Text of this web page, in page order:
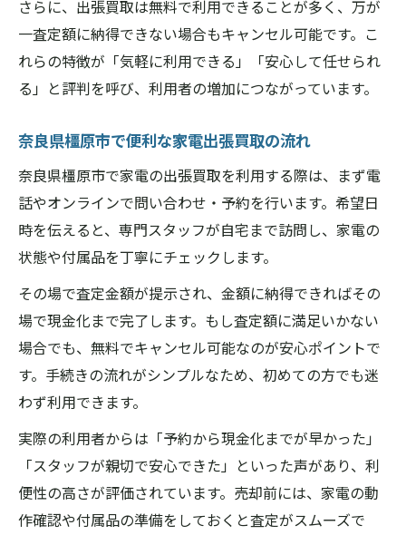
さらに、出張買取は無料で利用できることが多く、万が
一査定額に納得できない場合もキャンセル可能です。こ
れらの特徴が「気軽に利用できる」「安心して任せられ
る」と評判を呼び、利用者の増加につながっています。
奈良県橿原市で便利な家電出張買取の流れ
奈良県橿原市で家電の出張買取を利用する際は、まず電
話やオンラインで問い合わせ・予約を行います。希望日
時を伝えると、専門スタッフが自宅まで訪問し、家電の
状態や付属品を丁寧にチェックします。
その場で査定金額が提示され、金額に納得できればその
場で現金化まで完了します。もし査定額に満足いかない
場合でも、無料でキャンセル可能なのが安心ポイントで
す。手続きの流れがシンプルなため、初めての方でも迷
わず利用できます。
実際の利用者からは「予約から現金化までが早かった」
「スタッフが親切で安心できた」といった声があり、利
便性の高さが評価されています。売却前には、家電の動
作確認や付属品の準備をしておくと査定がスムーズで